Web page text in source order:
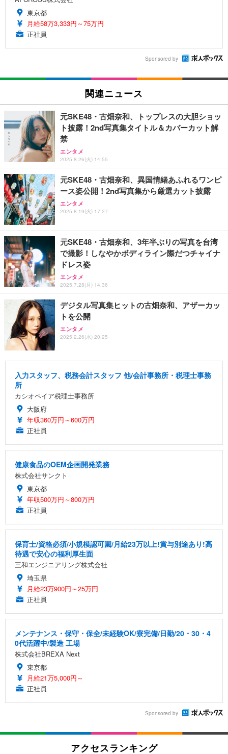
東京都
月給58万3,333円～75万円
正社員
Sponsored by
関連ニュース
元SKE48・古畑奈和、トップレスの大胆ショッ
ト披露！2nd写真集タイトル＆カバーカット解
禁
エンタメ
2025.8.26(火) 14:55
元SKE48・古畑奈和、異国情緒あふれるワンピ
ース姿公開！2nd写真集から厳選カット披露
エンタメ
2025.8.19(火) 17:27
元SKE48・古畑奈和、3年半ぶりの写真を台湾
で撮影！しなやかボディライン際だつチャイナ
ドレス姿
エンタメ
2025.7.28(月) 14:36
デジタル写真集ヒットの古畑奈和、アザーカッ
トを公開
エンタメ
2025.2.26(水) 20:25
入力スタッフ、税務会計スタッフ 他/会計事務所・税理士事務
所
カシオペイア税理士事務所
大阪府
年収360万円～600万円
正社員
健康食品のOEM企画開発業務
株式会社サンクト
東京都
年収500万円～800万円
正社員
保育士/資格必須/小規模認可園/月給23万以上!賞与別途あり!高
待遇で安心の福利厚生面
三和エンジニアリング株式会社
埼玉県
月給23万900円～25万円
正社員
メンテナンス・保守・保全/未経験OK/寮完備/日勤/20・30・4
0代活躍中/製造 工場
株式会社BREXA Next
東京都
月給21万5,000円～
正社員
Sponsored by
アクセスランキング